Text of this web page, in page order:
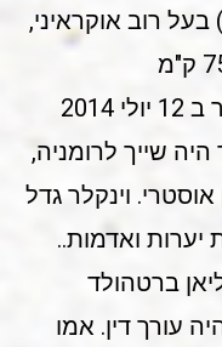
בעל רוב אוקראיני,
בשוכן בצפון חבל בוקובינה כ-75 ק"מ
דרום-מערבית מצ'רנוביץ ונפטר ב 12 יולי 2014
שייך לרומניה,
וינקלר גדל
ואדמות..
ברטהולד
עורך דין. אמו